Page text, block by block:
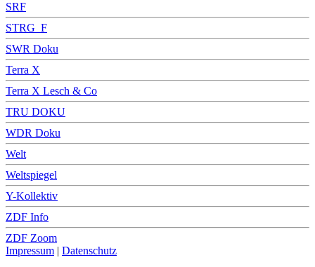
SRF
STRG_F
SWR Doku
Terra X
Terra X Lesch & Co
TRU DOKU
WDR Doku
Welt
Weltspiegel
Y-Kollektiv
ZDF Info
ZDF Zoom
Impressum | Datenschutz